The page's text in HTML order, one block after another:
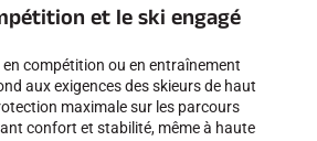
DE FOND
et le ski engagé
compétition ou en entraînement
aux exigences des skieurs de haut
maximale sur les parcours
confort et stabilité, même à haute